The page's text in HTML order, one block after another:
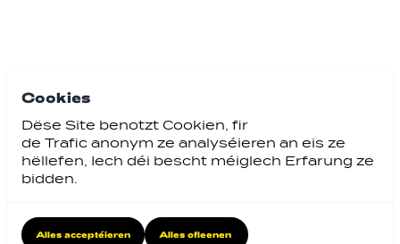
Cookies
Dëse Site benotzt Cookien, fir
de Trafic anonym ze analyséieren an eis ze
hëllefen, Iech déi bescht méiglech Erfarung ze
bidden.
Alles acceptéieren Alles ofleenen